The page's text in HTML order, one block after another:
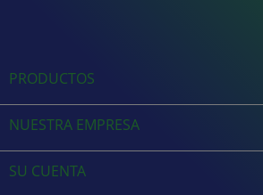
PRODUCTOS
NUESTRA EMPRESA
SU CUENTA